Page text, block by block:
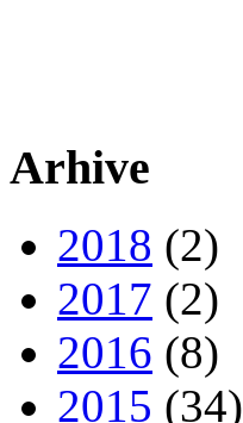
Arhive
2018 (2)
2017 (2)
2016 (8)
2015 (34)